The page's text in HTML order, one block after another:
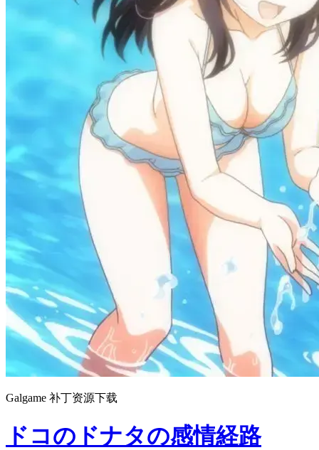
Galgame 补丁资源下载
ドコのドナタの感情経路